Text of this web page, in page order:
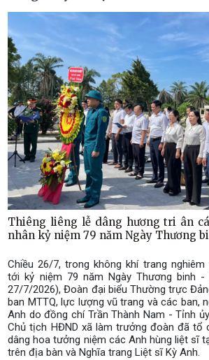
Thiêng liêng lễ dâng hương tri ân
nhân kỷ niệm 79 năm Ngày Thương
Chiều 26/7, trong không khí trang
tới kỷ niệm 79 năm Ngày Thương binh
27/7/2026), Đoàn đại biểu Thường trực
ban MTTQ, lực lượng vũ trang và các ban,
Anh do đồng chí Trần Thành Nam - Tỉnh
Chủ tịch HĐND xã làm trưởng đoàn đã tổ
dâng hoa tưởng niệm các Anh hùng liệt sĩ
trên địa bàn và Nghĩa trang Liệt sĩ Kỳ Anh.